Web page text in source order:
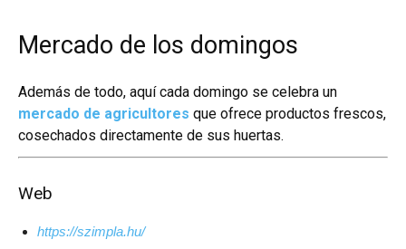
Mercado de los domingos
Además de todo, aquí cada domingo se celebra un
mercado de agricultores que ofrece productos frescos,
cosechados directamente de sus huertas.
Web
https://szimpla.hu/